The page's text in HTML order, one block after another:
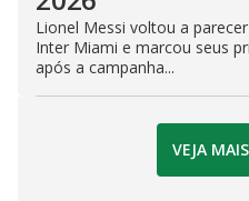
Lionel Messi voltou a
Inter Miami e marcou seus
após a campanha...
VEJA